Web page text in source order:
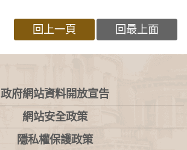
回上一頁 回最上面
政府網站資料開放宣告
網站安全政策
隱私權保護政策